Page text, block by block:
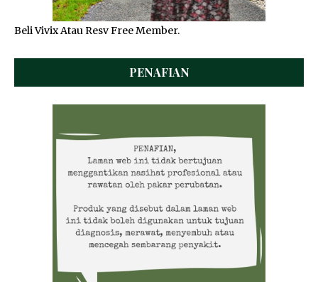
Beli Vivix Atau Resv Free Member.
PENAFIAN